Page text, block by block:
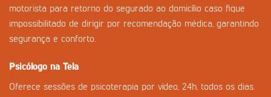
motorista para retorno do segurado ao domicílio caso fique
impossibilitado de dirigir por recomendação médica, garantindo
segurança e conforto.
Psicólogo na Tela
Oferece sessões de psicoterapia por vídeo, 24h, todos os dias.